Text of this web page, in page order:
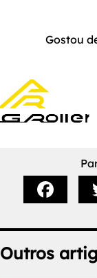
Gostou
Outros